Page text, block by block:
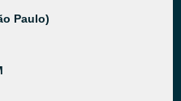
Paulo)